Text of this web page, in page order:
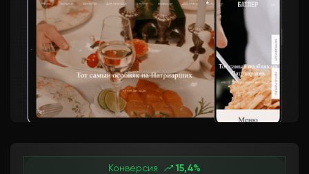
Конверсия 15,4%